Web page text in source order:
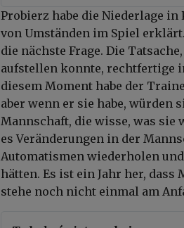
Probierz habe die Niederlage
von Umständen im Spiel
die nächste Frage. Die
aufstellen konnte, rechtfertige
diesem Moment habe der
aber wenn er sie habe, würden
Mannschaft, die wisse, was sie
es Veränderungen in der
Automatismen wiederholen
hätten. Es ist ein Jahr her, dass
stehe noch nicht einmal am